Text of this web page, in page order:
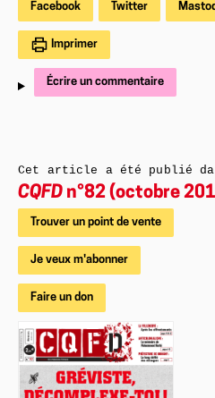
Facebook Twitter
Imprimer
Écrire un commentaire
Cet article a été publié
CQFD n°82 (octobre
Trouver un point de vente
Je veux m'abonner
Faire un don